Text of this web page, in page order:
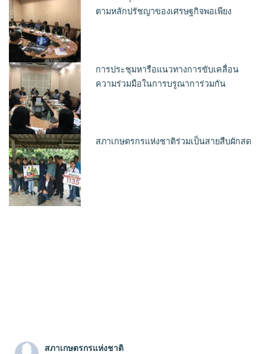
ตามหลักปรัชญาของเศรษฐกิจพอเพียง
การประชุมหารือแนวทางการขับเคลื่อน
ความร่วมมือในการบรูณาการ่วมกัน
สภาเกษตรกรแห่งชาติร่วมเป็นสายสืบผักสด
สภาเกษตรกรแห่งชาติ